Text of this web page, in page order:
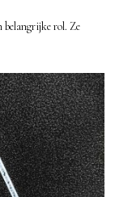
belangrijke rol. Ze